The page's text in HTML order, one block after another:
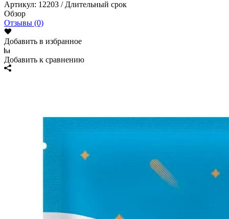
Артикул: 12203 / Длительный срок
Обзор
Отзывы (0)
Добавить в избранное
Добавить к сравнению